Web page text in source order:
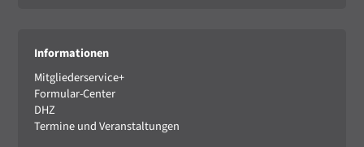
Informationen
Mitgliederservice+
Formular-Center
DHZ
Termine und Veranstaltungen